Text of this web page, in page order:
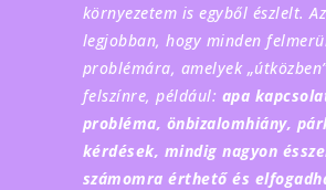
környezetem is egyből észlelt.
legjobban, hogy minden
problémára, amelyek
felszínre, például: apa
probléma, önbizalomhiány,
kérdések, mindig nagyon
számomra érthető és